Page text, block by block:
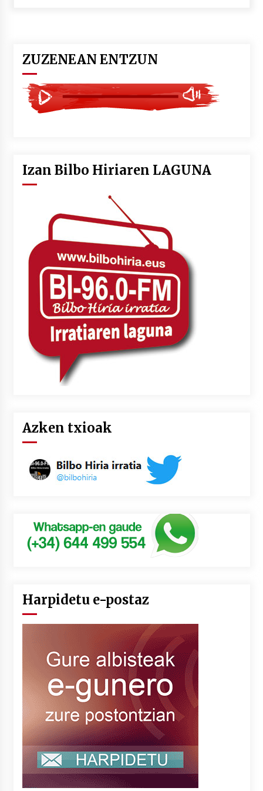
Larunbatean Plentziako Itsas Martxa ospatuko
da
2026/07/07
2026/07/07
Uribitarte40 aretoan
2026/07/03
SOINUGELA: Paul McCartney eta Ringo Starr-en
lan berriak
2026/07/03
MUSIBLA #297: Bide, Boards Of Canada, Somak,
Tiga, Twisted Teens, Underscores, Habia
2026/07/02
ZUZENEAN ENTZUN
Izan Bilbo Hiriaren LAGUNA
Azken txioak
Harpidetu e-postaz